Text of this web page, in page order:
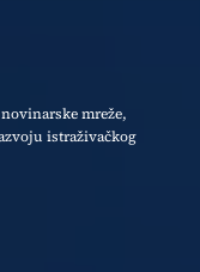
mreže,
istraživačkog